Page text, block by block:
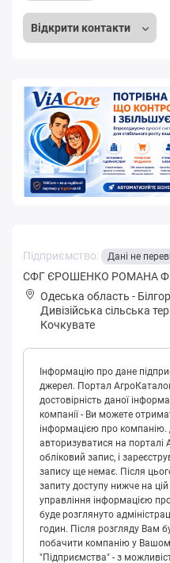
Відкрити контакти
Підприємство: Дані не
CФГ ЄРОШЕНКО РОМАНА
Одеська область -
Дивізійськa сільська
Кочкувате
Інформацію про дане
джерел. Портал
достовірність даної
компанії - Ви можете
інформацією про компанію.
авторизуватися на
обліковий запис, і
запису ще немає. Після
запиту доступу нижче на
управління інформацією
буде розглянуто
годин. Після розгляду Вам
побачити компанію у
"Підприємства" - з